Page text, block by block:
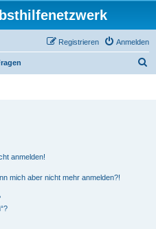
Anmelden
Registrieren
anmelden!
mich aber nicht mehr anmelden?!